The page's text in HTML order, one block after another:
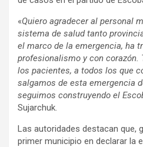
«Quiero agradecer al personal
sistema de salud tanto
el marco de la emergencia, ha
profesionalismo y con corazón.
los pacientes, a todos los que
salgamos de esta emergencia
seguimos construyendo el
Sujarchuk.
Las autoridades destacan que,
primer municipio en declarar la